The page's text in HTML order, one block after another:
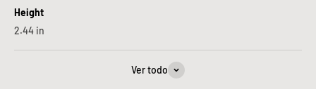
Height
2.44 in
Ver todo